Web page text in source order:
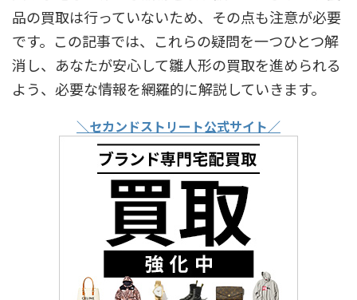
品の買取は行っていないため、その点も注意が必要
です。この記事では、これらの疑問を一つひとつ解
消し、あなたが安心して雛人形の買取を進められる
よう、必要な情報を網羅的に解説していきます。
＼セカンドストリート公式サイト／